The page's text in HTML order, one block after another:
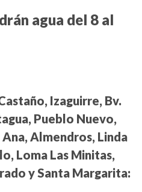
agua del 8 al
Izaguirre, Bv.
Pueblo Nuevo,
Almendros, Linda
Loma Las Minitas,
y Santa Margarita: